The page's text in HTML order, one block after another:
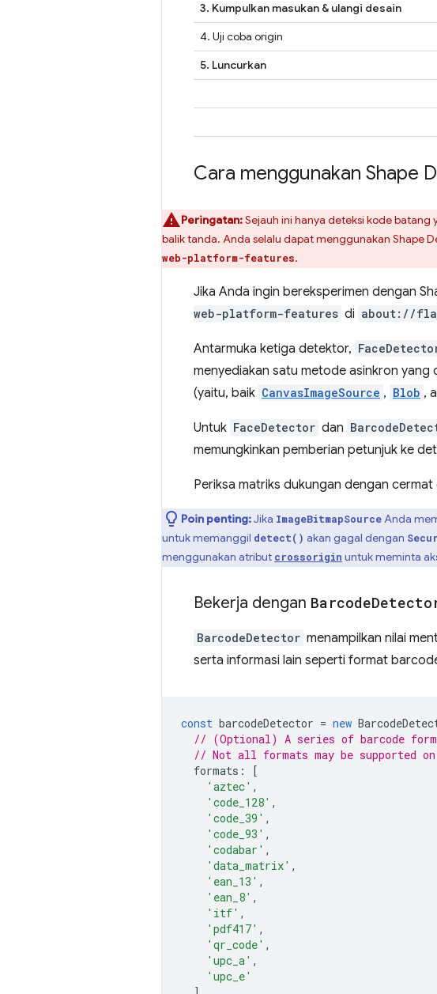
3. Kumpulkan masukan & ulangi desain
4. Uji coba origin
5. Luncurkan
Cara menggunakan Shape
Peringatan:Sejauh ini hanya deteksi kode
balik tanda. Anda selalu dapat menggunakan Shape
web-platform-features.
Jika Anda ingin bereksperimen dengan
web-platform-features di about://
Antarmuka ketiga detektor,
menyediakan satu metode asinkron yang
(yaitu, baik CanvasImageSource , Blob ,
Untuk FaceDetector dan
memungkinkan pemberian petunjuk ke
Periksa matriks dukungan dengan cermat
Poin penting:Jika ImageBitmapSourceAnda
untuk memanggil detect() akan gagal dengan
menggunakan atribut crossorigin untuk meminta
Bekerja dengan Barcode
BarcodeDetector menampilkan nilai
serta informasi lain seperti format
const barcodeDetector = new
// (Optional) A series of barcode
// Not all formats may be supported
formats :
[
'aztec' ,
'code_128' ,
'code_39' ,
'code_93' ,
'codabar' ,
'data_matrix' ,
'ean_13' ,
'ean_8' ,
'itf' ,
'pdf417' ,
'qr_code' ,
'upc_a' ,
'upc_e'